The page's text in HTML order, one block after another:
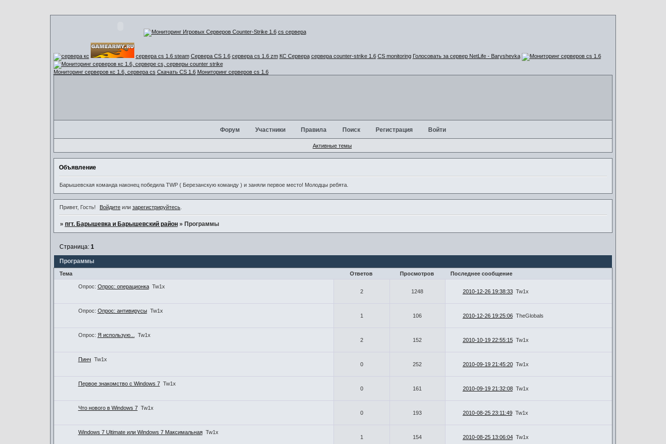
cs сервера
сервера cs 1.6 steam Сервера CS 1.6 сервера cs 1.6 zm КС Сервера сервера counter-strike 1.6 CS monitoring Голосовать за сервер NetLife - Baryshevka
Мониторинг серверов кс 1.6, сервера cs Скачать CS 1.6 Мониторинг серверов cs 1.6
Форум Участники Правила Поиск Регистрация Войти
Активные темы
Объявление
Барышевская команда наконец победила TWP ( Березанскую команду ) и заняли первое место! Молодцы ребята.
Привет, Гость! Войдите илизарегистрируйтесь
» пгт. Барышевка и Барышевский район » Программы
Программы
Страница: 1
Тема Ответов Просмотров Последнее сообщение
Опрос: Опрос: операционка Tw1x
2
1248 2010-12-26 19:38:33 Tw1x
Опрос: Опрос: антивирусы Tw1x
1
106 2010-12-26 19:25:06 TheGlobals
Опрос: Я использую...
Tw1x
2
152 2010-10-19 22:55:15 Tw1x
Пинч Tw1x
0
252 2010-09-19 21:45:20 Tw1x
Первое знакомство с Windows 7 Tw1x
0
161 2010-09-19 21:32:08 Tw1x
Что нового в Windows 7 Tw1x
0
193 2010-08-25 23:11:49 Tw1x
Windows 7 Ultimate или Windows 7 Максимальная Tw1x
1
154 2010-08-25 13:06:04 Tw1x